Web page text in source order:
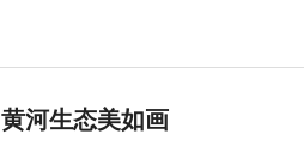
黄河生态美如画